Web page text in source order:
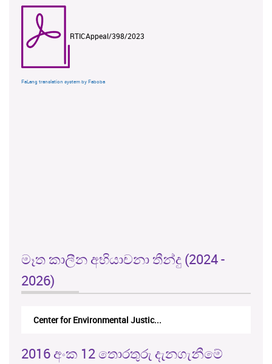
RTICAppeal/398/2023
FaLang translation system by Faboba
මෑත කාලීන අභියාචනා තීන්දු (2024 -
2026)
Center for Environmental Justic...
2016 අංක 12 තොරතුරු දැනගැනීමේ